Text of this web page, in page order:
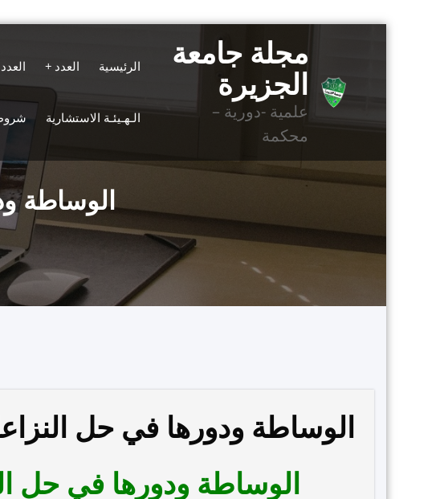
مجلة جامعة
الجزيرة
علمية -دورية –
محكمة
الرئيسية العدد
الـهـيئـة الاستشارية
الوساطة
الوساطة ودورها في حل
الوساطة ودورها في حل